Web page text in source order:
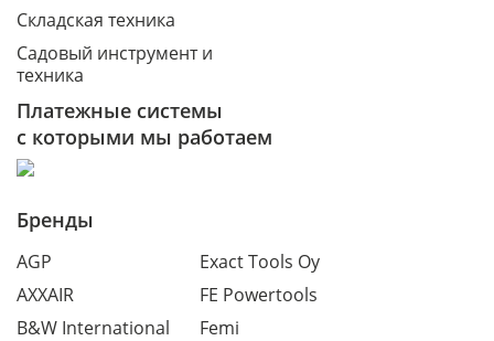
Складская техника
Садовый инструмент и
техника
Платежные системы
с которыми мы работаем
Бренды
AGP
AXXAIR
B&W International
Exact Tools Oy
FE Powertools
Femi